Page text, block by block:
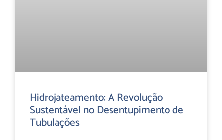
Hidrojateamento: A Revolução
Sustentável no Desentupimento de
Tubulações